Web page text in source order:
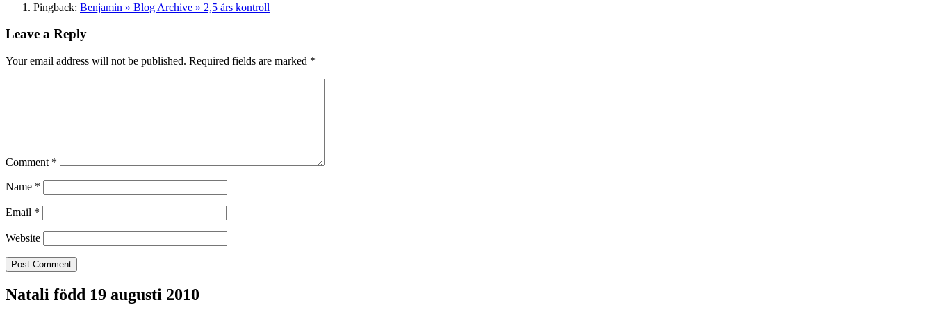
Pingback: Benjamin » Blog Archive » 2,5 års kontroll
Leave a Reply
Your email address will not be published. Required fields are marked *
Comment *
Name *
Email *
Website
Natali född 19 augusti 2010